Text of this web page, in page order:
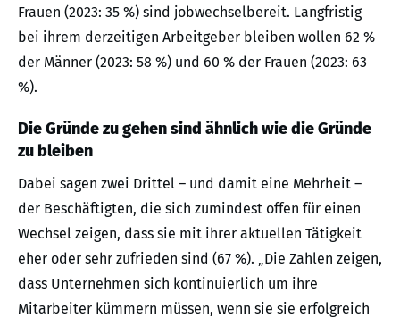
Frauen (2023: 35 %) sind jobwechselbereit. Langfristig
bei ihrem derzeitigen Arbeitgeber bleiben wollen 62 %
der Männer (2023: 58 %) und 60 % der Frauen (2023: 63
%).
Die Gründe zu gehen sind ähnlich wie die Gründe
zu bleiben
Dabei sagen zwei Drittel – und damit eine Mehrheit –
der Beschäftigten, die sich zumindest offen für einen
Wechsel zeigen, dass sie mit ihrer aktuellen Tätigkeit
eher oder sehr zufrieden sind (67 %). „Die Zahlen zeigen,
dass Unternehmen sich kontinuierlich um ihre
Mitarbeiter kümmern müssen, wenn sie sie erfolgreich